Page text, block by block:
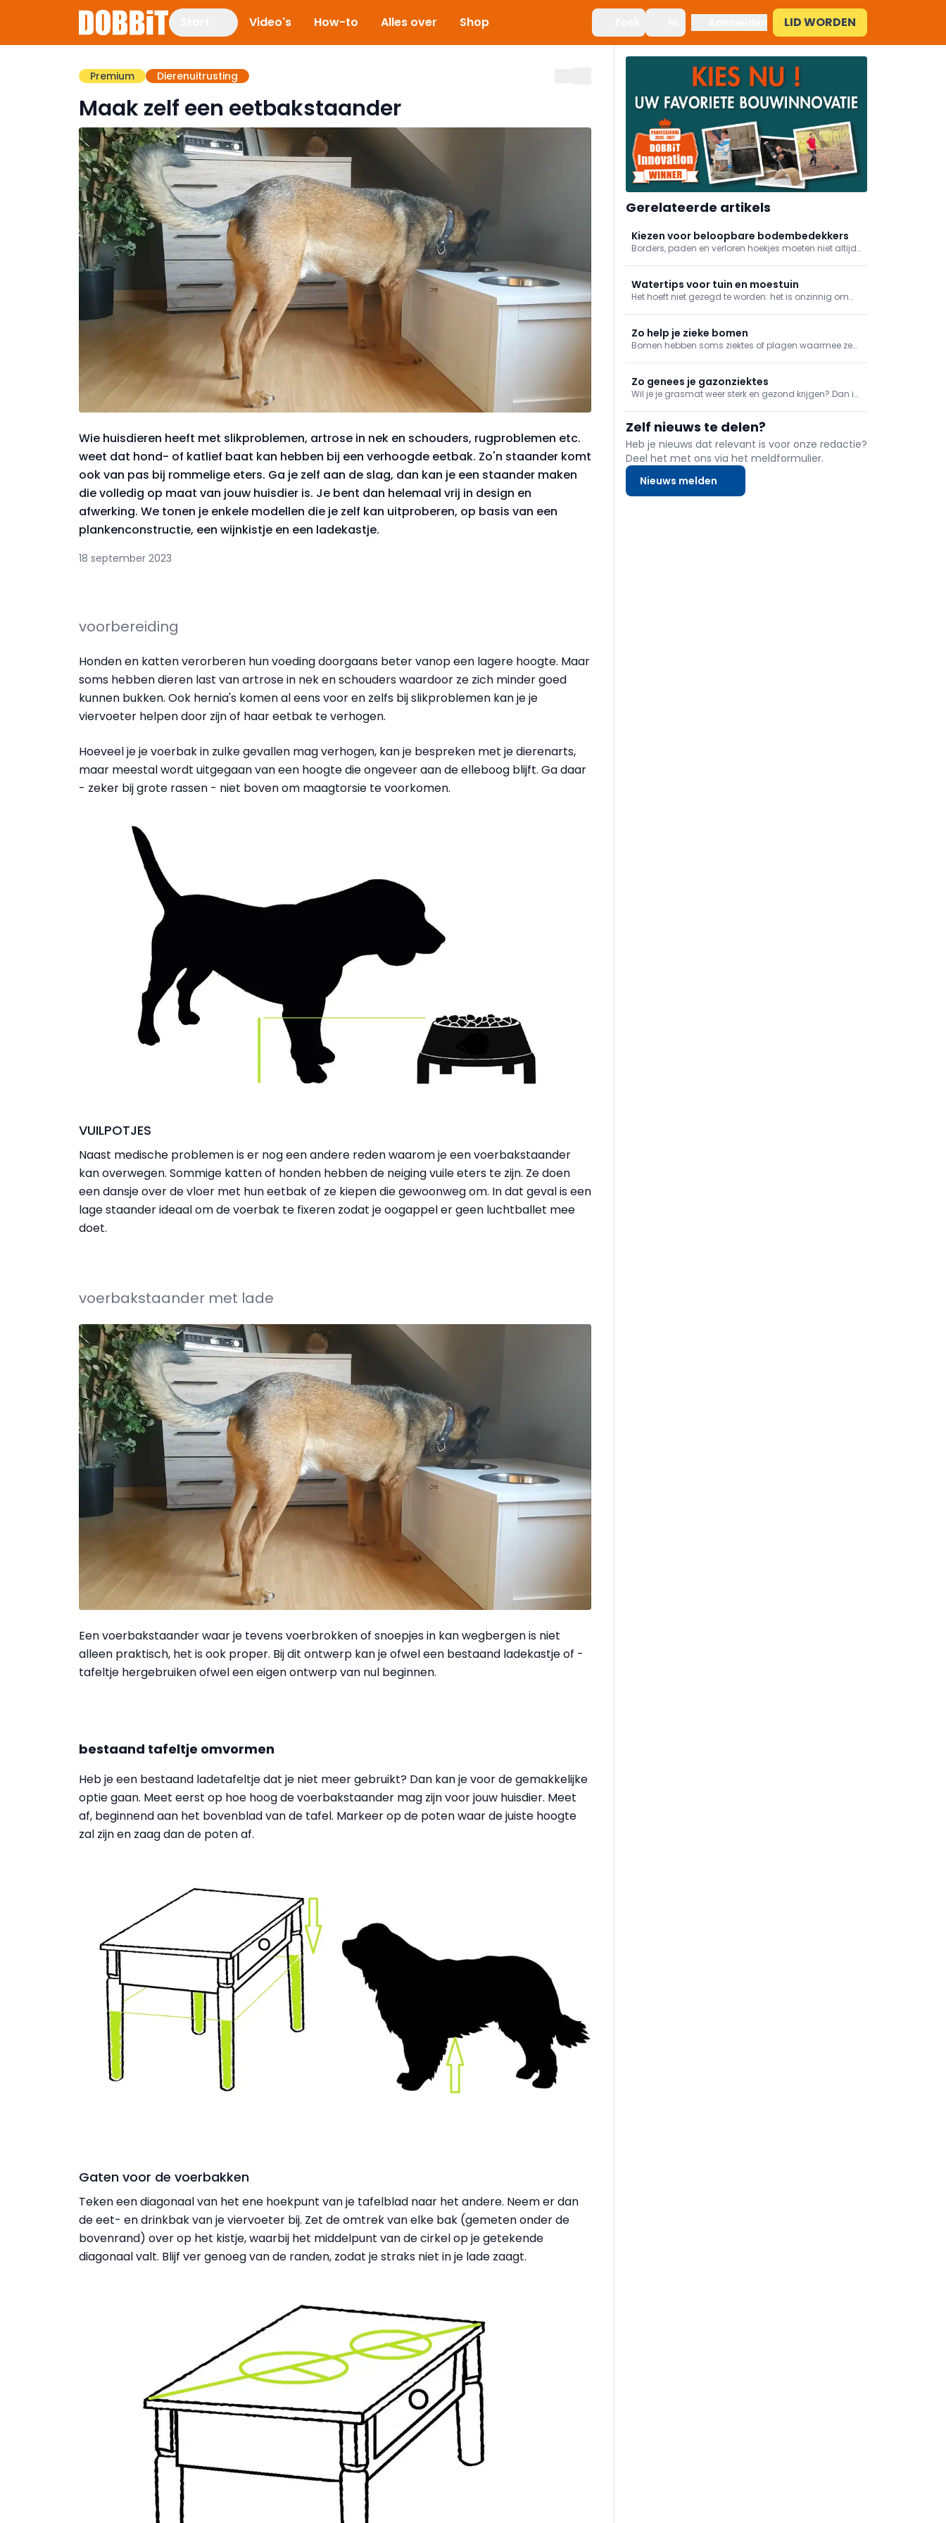
Video's How-to Alles over Shop LID WORDEN
Premium Dierenuitrusting
Maak zelf een eetbakstaander
Wie huisdieren heeft met slikproblemen, artrose in nek en schouders, rugproblemen etc.
weet dat hond- of katlief baat kan hebben bij een verhoogde eetbak. Zo'n staander komt
ook van pas bij rommelige eters. Ga je zelf aan de slag, dan kan je een staander maken
die volledig op maat van jouw huisdier is. Je bent dan helemaal vrij in design en
afwerking. We tonen je enkele modellen die je zelf kan uitproberen, op basis van een
plankenconstructie, een wijnkistje en een ladekastje.
18 september 2023
voorbereiding
Honden en katten verorberen hun voeding doorgaans beter vanop een lagere hoogte. Maar
soms hebben dieren last van artrose in nek en schouders waardoor ze zich minder goed
kunnen bukken. Ook hernia's komen al eens voor en zelfs bij slikproblemen kan je je
viervoeter helpen door zijn of haar eetbak te verhogen.
Hoeveel je je voerbak in zulke gevallen mag verhogen, kan je bespreken met je dierenarts,
maar meestal wordt uitgegaan van een hoogte die ongeveer aan de elleboog blijft. Ga daar
- zeker bij grote rassen - niet boven om maagtorsie te voorkomen.
VUILPOTJES
Naast medische problemen is er nog een andere reden waarom je een voerbakstaander
kan overwegen. Sommige katten of honden hebben de neiging vuile eters te zijn. Ze doen
een dansje over de vloer met hun eetbak of ze kiepen die gewoonweg om. In dat geval is een
lage staander ideaal om de voerbak te fixeren zodat je oogappel er geen luchtballet mee
doet.
voerbakstaander met lade
Een voerbakstaander waar je tevens voerbrokken of snoepjes in kan wegbergen is niet
alleen praktisch, het is ook proper. Bij dit ontwerp kan je ofwel een bestaand ladekastje of -
tafeltje hergebruiken ofwel een eigen ontwerp van nul beginnen.
bestaand tafeltje omvormen
Heb je een bestaand ladetafeltje dat je niet meer gebruikt? Dan kan je voor de gemakkelijke
optie gaan. Meet eerst op hoe hoog de voerbakstaander mag zijn voor jouw huisdier. Meet
af, beginnend aan het bovenblad van de tafel. Markeer op de poten waar de juiste hoogte
zal zijn en zaag dan de poten af.
Gaten voor de voerbakken
Teken een diagonaal van het ene hoekpunt van je tafelblad naar het andere. Neem er dan
de eet- en drinkbak van je viervoeter bij. Zet de omtrek van elke bak (gemeten onder de
bovenrand) over op het kistje, waarbij het middelpunt van de cirkel op je getekende
diagonaal valt. Blijf ver genoeg van de randen, zodat je straks niet in je lade zaagt.
Gerelateerde artikels
Kiezen voor beloopbare bodembedekkers
Borders, paden en verloren hoekjes moeten niet altijd
beloopbare bodembedekker te gebruiken. Welke je
kan toepassen en wanneer precies, leggen we je
Watertips voor tuin en moestuin
Het hoeft niet gezegd te worden: het is onzinnig om
tuinbewatering houdt dus in dat je kijkt voor een
systeem om regenwater op te vangen.
Zo help je zieke bomen
Bomen hebben soms ziektes of plagen waarmee ze
de hele tuin. Je grijpt dus beter zo snel mogelijk in
wanneer je bomen zich maar pips voelen.
Zo genees je gazonziektes
Wil je je grasmat weer sterk en gezond krijgen? Dan is
een overzicht van mogelijke gazonziektes.
Zelf nieuws te delen?
Heb je nieuws dat relevant is voor onze redactie?
Deel het met ons via het meldformulier.
Nieuws melden